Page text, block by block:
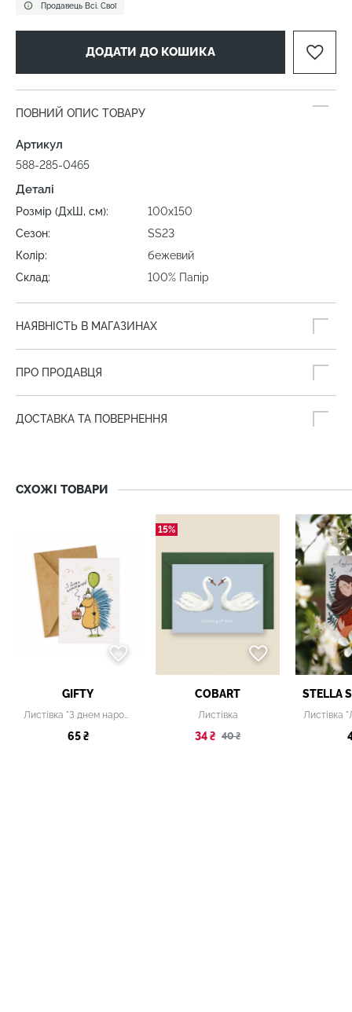
Продавець Всі. Свої
ДОДАТИ ДО КОШИКА
ПОВНИЙ ОПИС ТОВАРУ
Артикул
588-285-0465
Деталі
Розмір (ДхШ, см):
100х150
Сезон:
SS23
Колір:
бежевий
Склад:
100% Папір
НАЯВНІСТЬ В МАГАЗИНАХ
ПРО ПРОДАВЦЯ
ДОСТАВКА ТА ПОВЕРНЕННЯ
СХОЖІ ТОВАРИ
GIFTY
Листівка "З днем народження"
65 ₴
15%
COBART
Листівка
34 ₴ 40 ₴
STELLA